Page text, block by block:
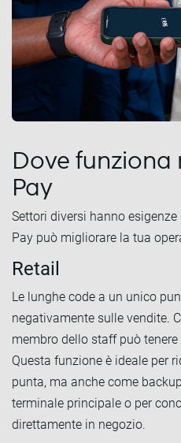
Dove funziona
Pay
Settori diversi hanno
Pay può migliorare la tua
Retail
Le lunghe code a un unico
negativamente sulle vendite.
membro dello staff può
Questa funzione è ideale per
punta, ma anche come
terminale principale o per
direttamente in negozio.